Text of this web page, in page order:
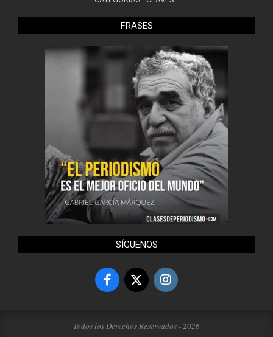
FRASES
SÍGUENOS
Todos los Derechos Reservados - 2026